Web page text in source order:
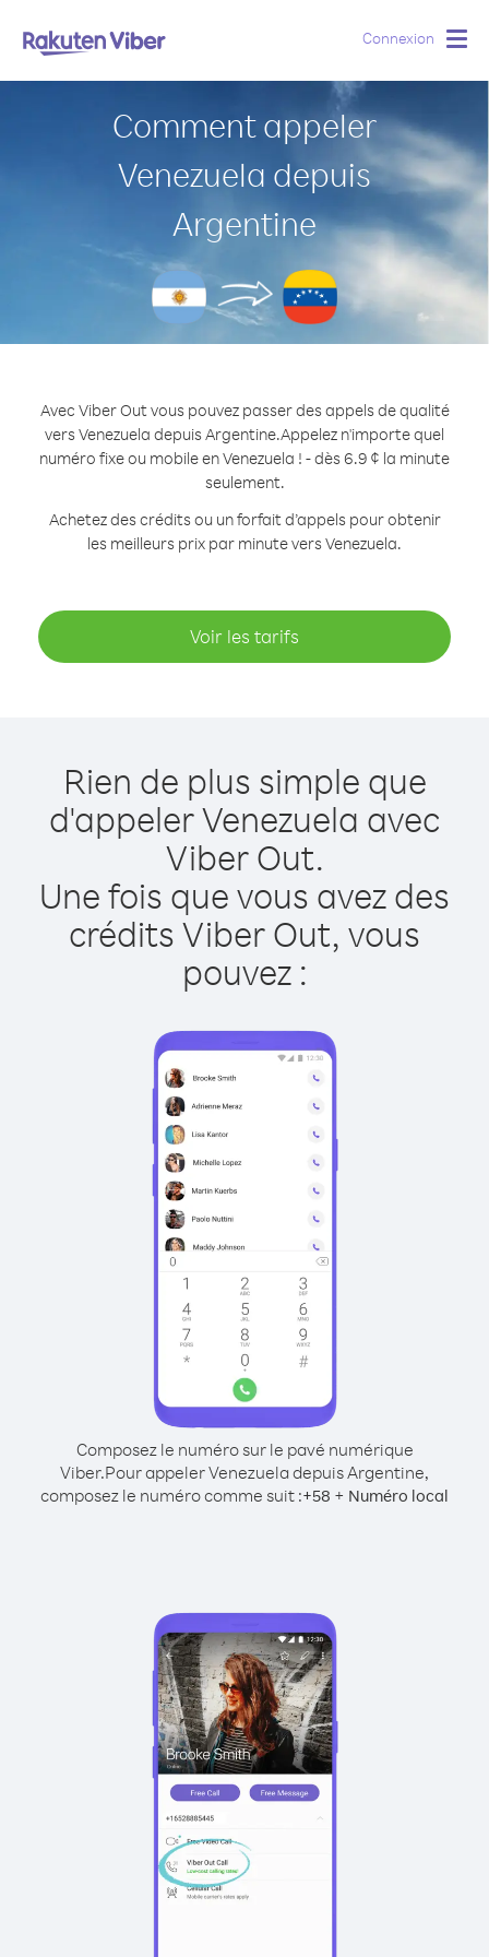
Connexion
Comment appeler
Venezuela depuis
Argentine
Avec Viber Out vous pouvez passer des appels de qualité
vers Venezuela depuis Argentine.Appelez n'importe quel
numéro fixe ou mobile en Venezuela ! - dès 6.9 ¢ la minute
seulement.
Achetez des crédits ou un forfait d’appels pour obtenir
les meilleurs prix par minute vers Venezuela.
Voir les tarifs
Rien de plus simple que
d'appeler Venezuela avec
Viber Out.
Une fois que vous avez des
crédits Viber Out, vous
pouvez :
Composez le numéro sur le pavé numérique
Viber.Pour appeler Venezuela depuis Argentine,
composez le numéro comme suit :+58 + Numéro local